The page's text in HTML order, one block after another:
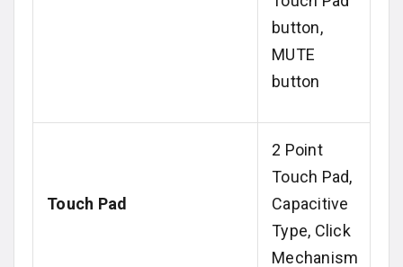
button,
MUTE
button
Touch Pad
2 Point
Touch Pad,
Capacitive
Type, Click
Mechanism